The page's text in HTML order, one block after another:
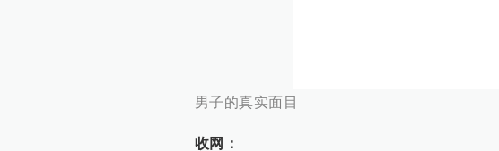
发现：“妙龄女大盗” 原是男儿身；这个善于乔
来，他已跨省作案17起）